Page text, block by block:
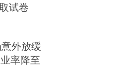
试卷
外放缓
率降至